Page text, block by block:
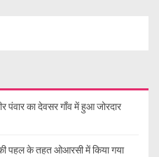
पंवार का देवसर गाँव में हुआ जोरदार
पहल के तहत ओआरसी में किया गया